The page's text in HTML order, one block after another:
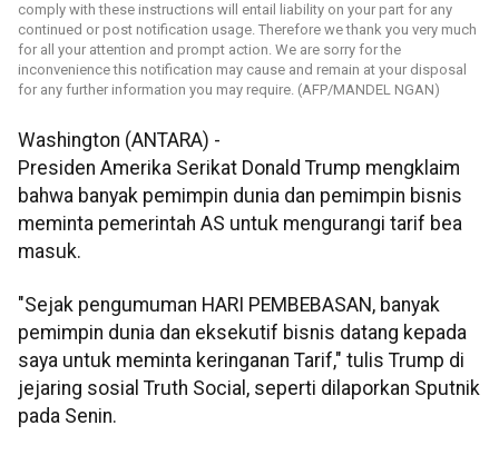
comply with these instructions will entail liability on your part for any
continued or post notification usage. Therefore we thank you very much
for all your attention and prompt action. We are sorry for the
inconvenience this notification may cause and remain at your disposal
for any further information you may require. (AFP/MANDEL NGAN)
Washington (ANTARA) -
Presiden Amerika Serikat Donald Trump mengklaim
bahwa banyak pemimpin dunia dan pemimpin bisnis
meminta pemerintah AS untuk mengurangi tarif bea
masuk.
"Sejak pengumuman HARI PEMBEBASAN, banyak
pemimpin dunia dan eksekutif bisnis datang kepada
saya untuk meminta keringanan Tarif," tulis Trump di
jejaring sosial Truth Social, seperti dilaporkan Sputnik
pada Senin.